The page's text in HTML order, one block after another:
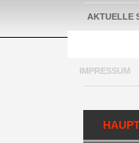
AKTUELLE
IMPRESSUM